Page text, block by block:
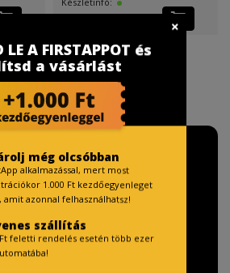
LE A FIRSTAPPOT és
a vásárlást
még olcsóbban
alkalmazással, mert most
1.000 Ft kezdőegyenleget
amit azonnal felhasználhatsz!
szállítás
Ft feletti rendelés esetén több ezer